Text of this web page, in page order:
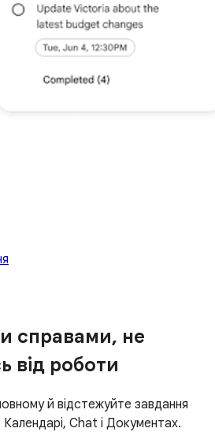
справами, не
від роботи
й відстежуйте завдання
Chat і Документах.